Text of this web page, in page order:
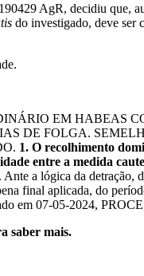
AgR, decidiu que,
do investigado, deve ser
EM HABEAS
DE FOLGA.
1. O recolhimento
entre a medida
Ante a lógica da detração,
final aplicada, do
em 07-05-2024,
saber mais.